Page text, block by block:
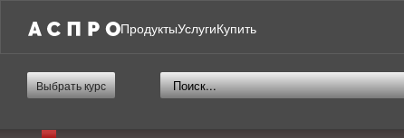
ПродуктыУслугиКупить
Выбрать курс